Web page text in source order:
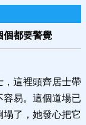
個都要警覺
，這裡頭齊居士帶
易。這個道場已
了，她發心把它